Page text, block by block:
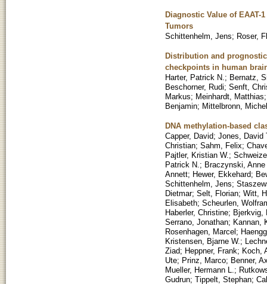
Diagnostic Value of
Tumors
Schittenhelm, Jens; Roser,
Distribution and
checkpoints in human
Harter, Patrick N. ; Bernatz,
Beschorner, Rudi; Senft,
Markus; Meinhardt, Matthias
Benjamin; Mittelbronn, Michel
DNA methylation-based
Capper, David; Jones, David
Christian; Sahm, Felix;
Pajtler, Kristian W. ;
Patrick N. ; Braczynski,
Annett; Hewer, Ekkehard;
Schittenhelm, Jens;
Dietmar; Selt, Florian; Witt,
Elisabeth; Scheurlen,
Haberler, Christine; Bjerkvig,
Serrano, Jonathan; Kannan,
Rosenhagen, Marcel;
Kristensen, Bjarne W. ;
Ziad; Heppner, Frank; Koch,
Ute; Prinz, Marco; Benner,
Mueller, Hermann L. ;
Gudrun; Tippelt, Stephan;